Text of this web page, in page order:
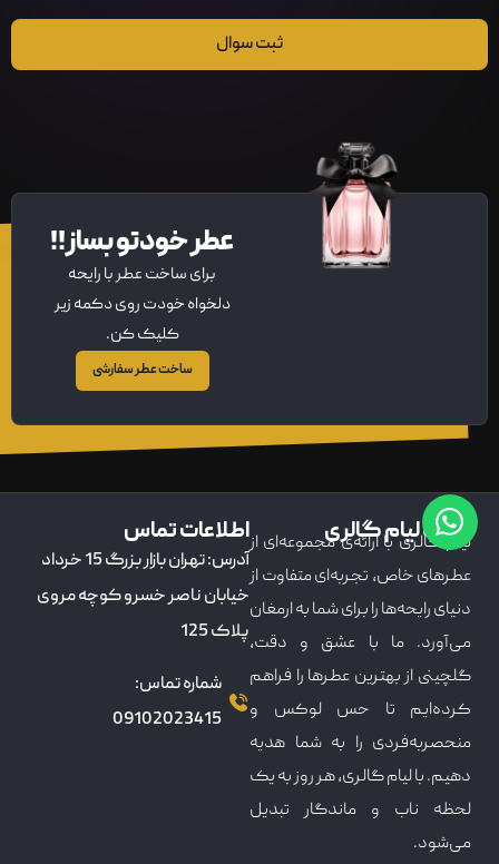
ثبت سوال
عطر خودتو بساز!!
برای ساخت عطر با رایحه
دلخواه خودت روی دکمه زیر
کلیک کن.
ساخت عطر سفارشی
درباره لیام گالری
لیام گالری با ارائه‌ی مجموعه‌ای از
عطرهای خاص، تجربه‌ای متفاوت از
دنیای رایحه‌ها را برای شما به ارمغان
می‌آورد. ما با عشق و دقت،
گلچینی از بهترین عطرها را فراهم
کرده‌ایم تا حس لوکس و
منحصربه‌فردی را به شما هدیه
دهیم. با لیام گالری، هر روز به یک
لحظه ناب و ماندگار تبدیل
می‌شود.
اطلاعات تماس
آدرس: تهران بازار بزرگ 15 خرداد
خیابان ناصر خسرو کوچه مروی
پلاک 125
شماره تماس:
09102023415